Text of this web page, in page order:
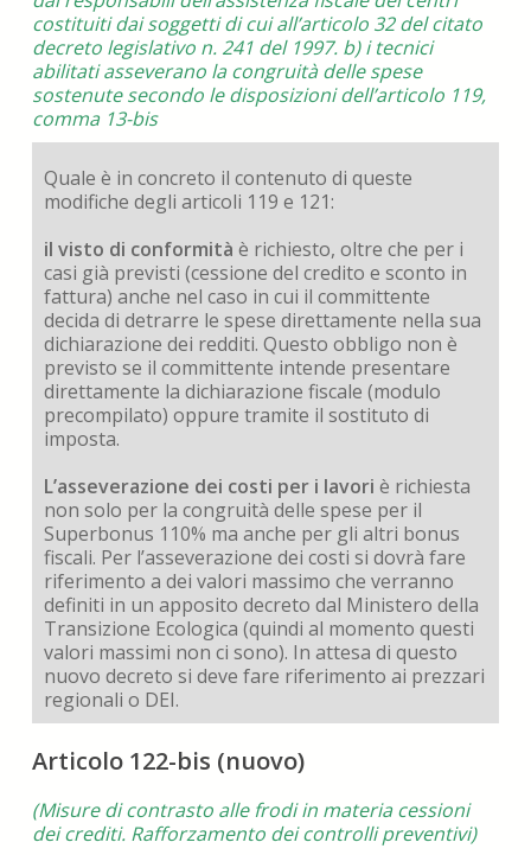
costituiti dai soggetti di cui all’articolo 32 del citato
decreto legislativo n. 241 del 1997. b) i tecnici
abilitati asseverano la congruità delle spese
sostenute secondo le disposizioni dell’articolo 119,
comma 13-bis
Quale è in concreto il contenuto di queste
modifiche degli articoli 119 e 121:
il visto di conformità è richiesto, oltre che per i
casi già previsti (cessione del credito e sconto in
fattura) anche nel caso in cui il committente
decida di detrarre le spese direttamente nella sua
dichiarazione dei redditi. Questo obbligo non è
previsto se il committente intende presentare
direttamente la dichiarazione fiscale (modulo
precompilato) oppure tramite il sostituto di
imposta.
L’asseverazione dei costi per i lavori è richiesta
non solo per la congruità delle spese per il
Superbonus 110% ma anche per gli altri bonus
fiscali. Per l’asseverazione dei costi si dovrà fare
riferimento a dei valori massimo che verranno
definiti in un apposito decreto dal Ministero della
Transizione Ecologica (quindi al momento questi
valori massimi non ci sono). In attesa di questo
nuovo decreto si deve fare riferimento ai prezzari
regionali o DEI.
Articolo 122-bis (nuovo)
(Misure di contrasto alle frodi in materia cessioni
dei crediti. Rafforzamento dei controlli preventivi)